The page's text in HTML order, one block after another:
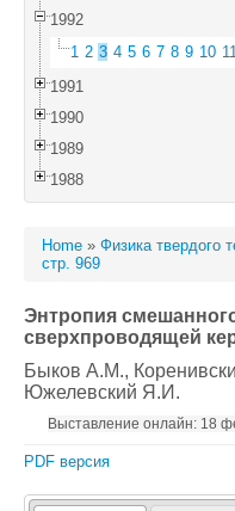
1992
1 2 3 4 5 6 7 8 9 10
1991
1990
1989
1988
Home » Физика твердого
стр. 969
Энтропия
сверхпроводящей
Быков А.М.,
Южелевский Я.И.
Выставление онлайн: 18
PDF версия